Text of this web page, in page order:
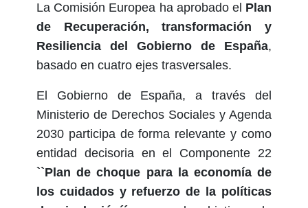
La Comisión Europea ha aprobado el Plan
de Recuperación, transformación y
Resiliencia del Gobierno de España,
basado en cuatro ejes trasversales.
El Gobierno de España, a través del
Ministerio de Derechos Sociales y Agenda
2030 participa de forma relevante y como
entidad decisoria en el Componente 22
``Plan de choque para la economía de
los cuidados y refuerzo de la políticas